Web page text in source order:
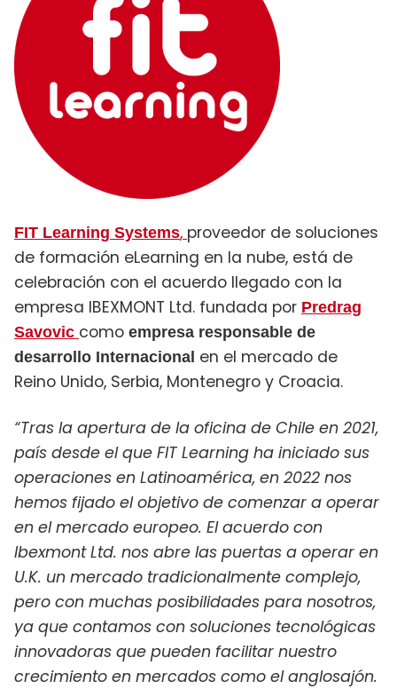
FIT Learning Systems, proveedor de soluciones
de formación eLearning en la nube, está de
celebración con el acuerdo llegado con la
empresa IBEXMONT Ltd. fundada por Predrag
Savovic como empresa responsable de
desarrollo Internacional en el mercado de
Reino Unido, Serbia, Montenegro y Croacia.
“Tras la apertura de la oficina de Chile en 2021,
país desde el que FIT Learning ha iniciado sus
operaciones en Latinoamérica, en 2022 nos
hemos fijado el objetivo de comenzar a operar
en el mercado europeo. El acuerdo con
Ibexmont Ltd. nos abre las puertas a operar en
U.K. un mercado tradicionalmente complejo,
pero con muchas posibilidades para nosotros,
ya que contamos con soluciones tecnológicas
innovadoras que pueden facilitar nuestro
crecimiento en mercados como el anglosajón.